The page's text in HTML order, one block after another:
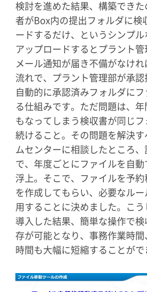
検討を進めた結果、構築できた
者がBox内の提出フォルダに検
ードするだけ、というシンプル
アップロードするとプラント
メール通知が届き不備がなけ
流れで、プラント管理部が承
自動的に承認済みフォルダに
る仕組みです。ただ問題は、
もなってしまう検収書が同じフ
続けること。その問題を解決
ムセンターに相談したところ
で、年度ごとにファイルを自
浮上。そこで、ファイルを予
を作成してもらい、必要なル
用することに決めました。こ
導入した結果、簡単な操作で
存が可能となり、事務作業時
時間も大幅に短縮することがで